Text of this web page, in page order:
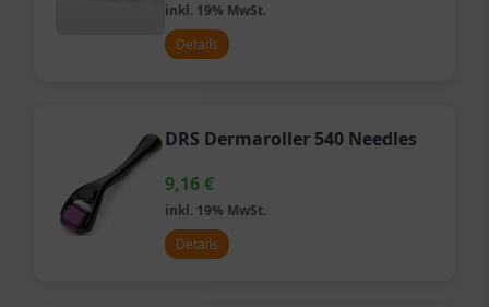
inkl. 19% MwSt.
Details
DRS Dermaroller 540 Needles
9,16€
inkl. 19% MwSt.
Details